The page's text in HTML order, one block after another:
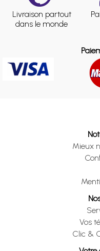
Livraison partout
dans le monde
Mieux
Vos
Clic &